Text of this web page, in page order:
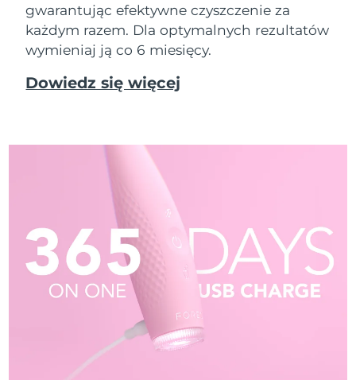
gwarantując efektywne czyszczenie za
każdym razem. Dla optymalnych rezultatów
wymieniaj ją co 6 miesięcy.
Dowiedz się więcej